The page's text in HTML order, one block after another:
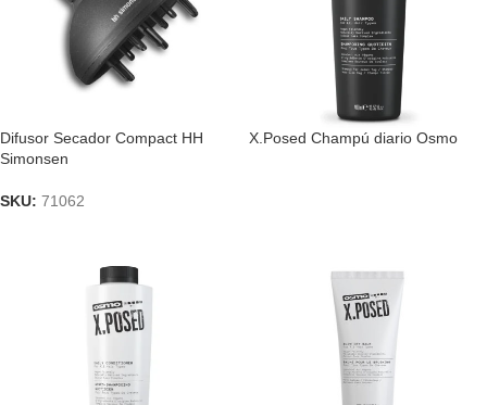
Difusor Secador Compact HH
Simonsen
SKU: 71062
X.Posed Champú diario Osmo